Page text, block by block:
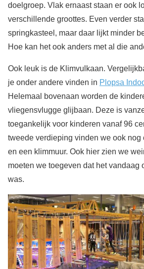
doelgroep. Vlak ernaast staan er ook
verschillende groottes. Even verder
springkasteel, maar daar lijkt minder
Hoe kan het ook anders met al die
Ook leuk is de Klimvulkaan.
je onder andere vinden in Plopsa
Helemaal bovenaan worden de
vliegensvlugge glijbaan. Deze is
toegankelijk voor kinderen vanaf 96
tweede verdieping vinden we ook nog
en een klimmuur. Ook hier zien we
moeten we toegeven dat het vandaag
was.